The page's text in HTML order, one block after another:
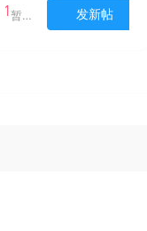
1 暂无简介，请到后台添加 发新帖